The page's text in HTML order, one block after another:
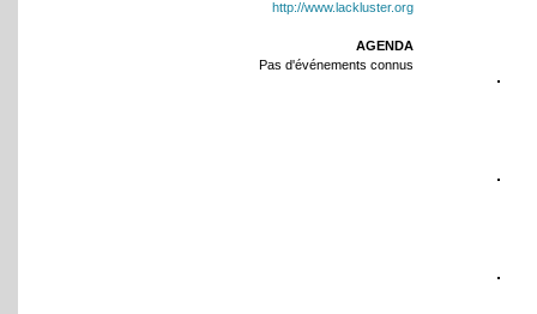
http://www.lackluster.org
AGENDA
Pas d'événements connus